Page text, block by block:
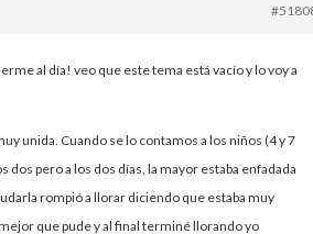
al día! veo que este tema está vacío y lo voy a
unida. Cuando se lo contamos a los niños (4 y 7
pero a los dos días, la mayor estaba enfadada
rompió a llorar diciendo que estaba muy
que pude y al final terminé llorando yo